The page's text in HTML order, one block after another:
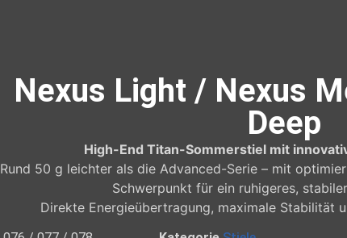
Nexus Light / Nexus
Deep
High-End Titan-Sommerstiel mit
Rund 50 g leichter als die Advanced-Serie – mit
Schwerpunkt für ein ruhigeres,
Direkte Energieübertragung, maximale Stabilität